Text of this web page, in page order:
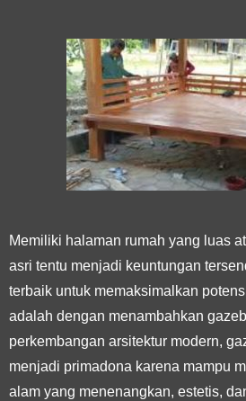
Memiliki halaman rumah yang luas
asri tentu menjadi keuntungan
terbaik untuk memaksimalkan
adalah dengan menambahkan
perkembangan arsitektur modern,
menjadi primadona karena mampu
alam yang menenangkan, estetis,